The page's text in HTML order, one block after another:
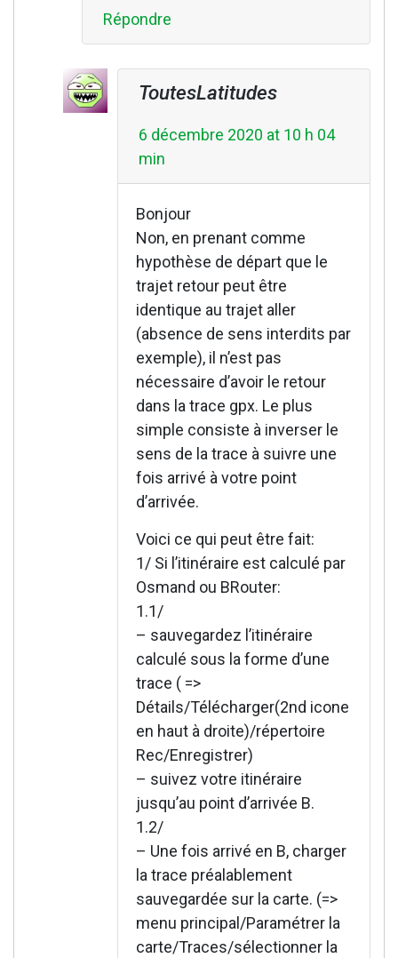
Répondre
ToutesLatitudes
6 décembre 2020 at 10 h 04
min
Bonjour
Non, en prenant comme
hypothèse de départ que le
trajet retour peut être
identique au trajet aller
(absence de sens interdits par
exemple), il n’est pas
nécessaire d’avoir le retour
dans la trace gpx. Le plus
simple consiste à inverser le
sens de la trace à suivre une
fois arrivé à votre point
d’arrivée.
Voici ce qui peut être fait:
1/ Si l’itinéraire est calculé par
Osmand ou BRouter:
1.1/
– sauvegardez l’itinéraire
calculé sous la forme d’une
trace ( =>
Détails/Télécharger(2nd icone
en haut à droite)/répertoire
Rec/Enregistrer)
– suivez votre itinéraire
jusqu’au point d’arrivée B.
1.2/
– Une fois arrivé en B, charger
la trace préalablement
sauvegardée sur la carte. (=>
menu principal/Paramétrer la
carte/Traces/sélectionner la